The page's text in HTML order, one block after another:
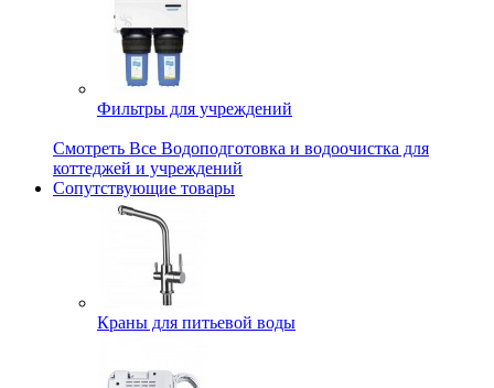
Фильтры для учреждений
Смотреть Все Водоподготовка и водоочистка для
коттеджей и учреждений
Сопутствующие товары
Краны для питьевой воды